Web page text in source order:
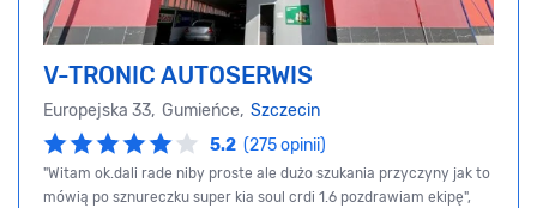
V-TRONIC AUTOSERWIS
Europejska 33, Gumieńce, Szczecin
5.2 (275 opinii)
"Witam ok.dali rade niby proste ale dużo szukania przyczyny jak to
mówią po sznureczku super kia soul crdi 1.6 pozdrawiam ekipę",